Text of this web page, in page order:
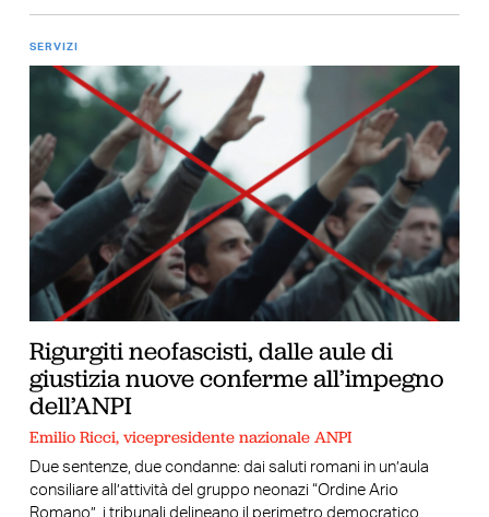
SERVIZI
Rigurgiti neofascisti, dalle aule di
giustizia nuove conferme all’impegno
dell’ANPI
Emilio Ricci, vicepresidente nazionale ANPI
Due sentenze, due condanne: dai saluti romani in un’aula
consiliare all’attività del gruppo neonazi “Ordine Ario
Romano”, i tribunali delineano il perimetro democratico